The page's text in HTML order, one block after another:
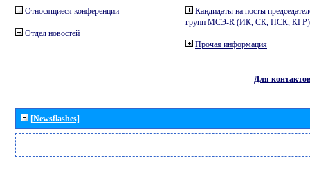
Относящиеся конференции
Отдел новостей
Кандидаты на посты
групп МСЭ-R (ИК, СК, ПСК, КГР)
Прочая информация
Для контактов
[Newsflashes]